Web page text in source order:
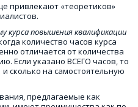
привлекают «теоретиков»
курса повышения квалификации
количество часов курса
отличается от количества
Если указано ВСЕГО часов, то
сколько на самостоятельную
предлагаемые как